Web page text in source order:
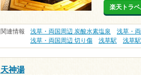
楽天トラ
関連情報 浅草・両国周辺 炭酸水素塩泉 浅草・
浅草・両国周辺 切り傷
浅草駅 浅草駅
天神湯